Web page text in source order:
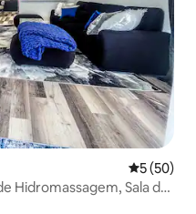
5 de uma
5 (50)
Hidromassagem, Sala de